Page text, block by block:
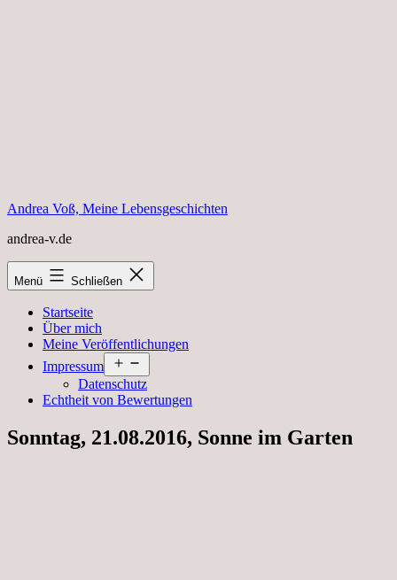
Andrea Voß, Meine Lebensgeschichten
andrea-v.de
Menü Schließen
Startseite
Über mich
Meine Veröffentlichungen
Impressum
öffnen
Datenschutz
Echtheit von Bewertungen
Sonntag, 21.08.2016, Sonne im Garten